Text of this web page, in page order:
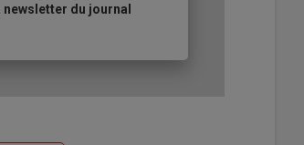
du journal